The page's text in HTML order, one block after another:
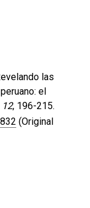
las
el
12, 196-215.
(Original